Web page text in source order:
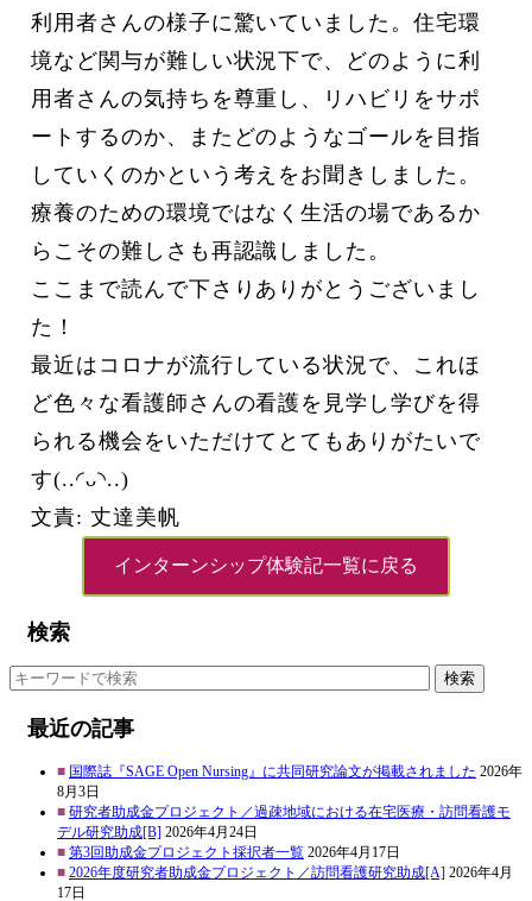
利用者さんの様子に驚いていました。住宅環
境など関与が難しい状況下で、どのように利
用者さんの気持ちを尊重し、リハビリをサポ
ートするのか、またどのようなゴールを目指
していくのかという考えをお聞きしました。
療養のための環境ではなく生活の場であるか
らこその難しさも再認識しました。
ここまで読んで下さりありがとうございまし
た！
最近はコロナが流行している状況で、これほ
ど色々な看護師さんの看護を見学し学びを得
られる機会をいただけてとてもありがたいで
す(..◜ᴗ◝..)
文責: 丈達美帆
インターンシップ体験記一覧に戻る
検索
検索
最近の記事
国際誌『SAGE Open Nursing』に共同研究論文が掲載されました 2026年
8月3日
研究者助成金プロジェクト／過疎地域における在宅医療・訪問看護モ
デル研究助成[B] 2026年4月24日
第3回助成金プロジェクト採択者一覧 2026年4月17日
2026年度研究者助成金プロジェクト／訪問看護研究助成[A] 2026年4月
17日